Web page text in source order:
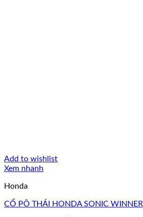
Add to wishlist
Xem nhanh
Honda
CỔ PÔ THÁI HONDA SONIC WINNER